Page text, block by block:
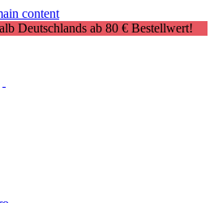
content
Deutschlands ab 80 € Bestellwert!